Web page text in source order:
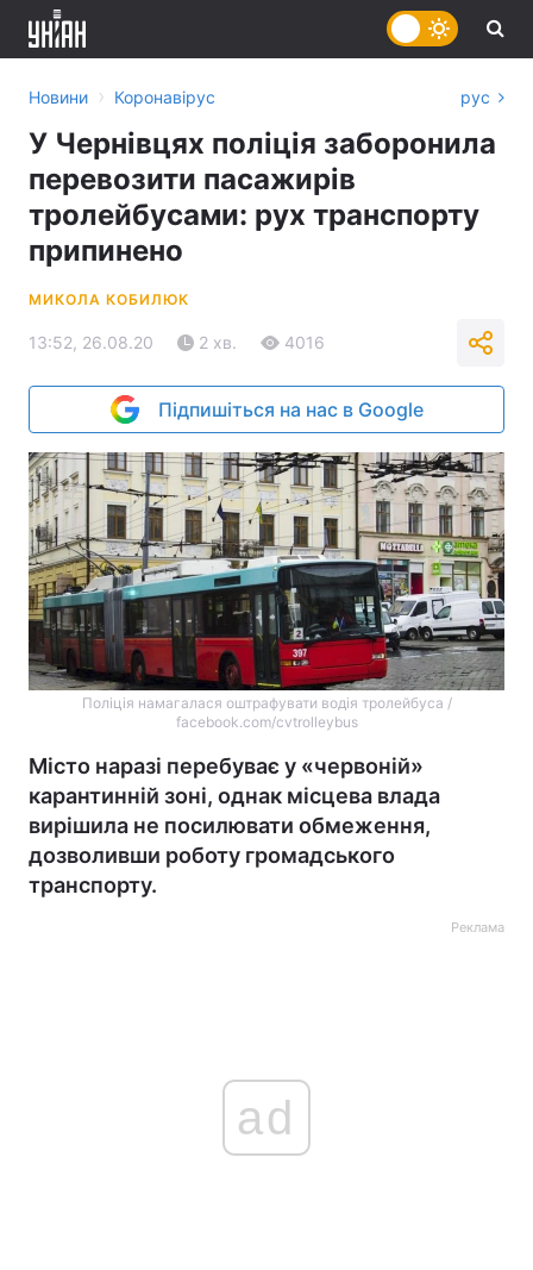
Новини › Коронавірус рус
У Чернівцях поліція заборонила
перевозити пасажирів
тролейбусами: рух транспорту
припинено
МИКОЛА КОБИЛЮК
13:52, 26.08.20 2 хв. 4016
Підпишіться на нас в Google
Поліція намагалася оштрафувати водія тролейбуса /
facebook.com/cvtrolleybus
Місто наразі перебуває у «червоній»
карантинній зоні, однак місцева влада
вирішила не посилювати обмеження,
дозволивши роботу громадського
транспорту.
Реклама
ad